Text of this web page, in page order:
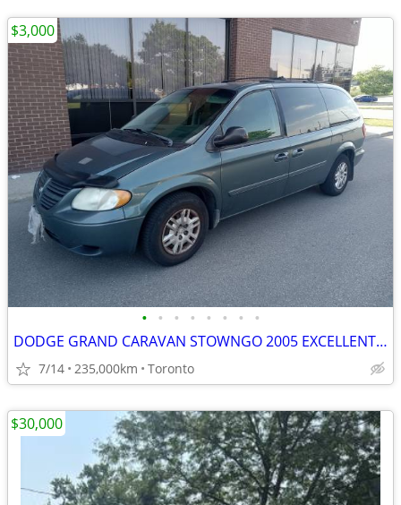
• • • • • • • •
DODGE GRAND CARAVAN STOWNGO 2005 EXCELLENT CONDITION
7/14 235,000km Toronto
$3,000
$30,000